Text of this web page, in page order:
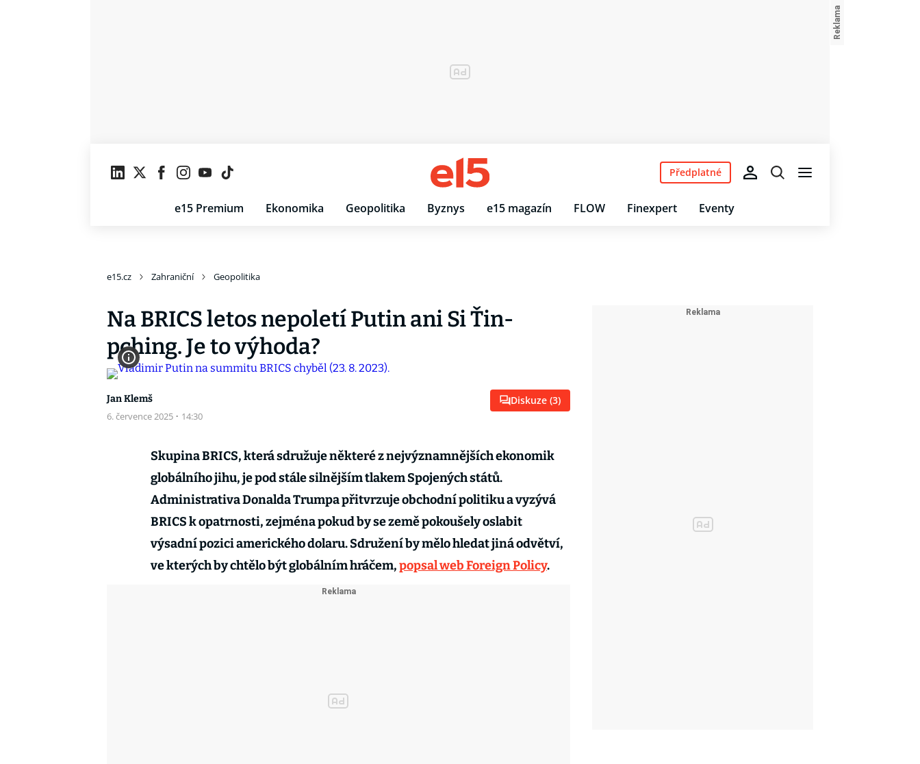
e15 Premium Ekonomika Geopolitika Byznys e15 magazín FLOW Finexpert Eventy
Předplatné
e15.cz Zahraniční Geopolitika
Na BRICS letos nepoletí Putin ani Si Ťin-
pching. Je to výhoda?
Jan Klemš
6. července 2025 · 14:30
Diskuze (3)
Skupina BRICS, která sdružuje některé z nejvýznamnějších ekonomik
globálního jihu, je pod stále silnějším tlakem Spojených států.
Administrativa Donalda Trumpa přitvrzuje obchodní politiku a vyzývá
BRICS k opatrnosti, zejména pokud by se země pokoušely oslabit
výsadní pozici amerického dolaru. Sdružení by mělo hledat jiná odvětví,
ve kterých by chtělo být globálním hráčem,popsal web Foreign Policy.